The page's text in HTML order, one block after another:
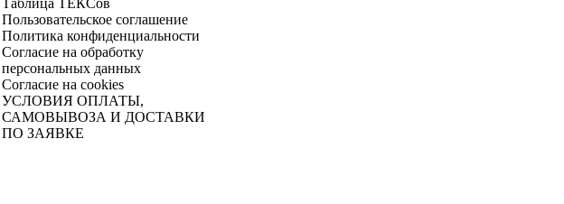
Пользовательское соглашение
Политика конфиденциальности
Согласие на обработку
персональных данных
Согласие на cookies
УСЛОВИЯ ОПЛАТЫ,
САМОВЫВОЗА И ДОСТАВКИ
ПО ЗАЯВКЕ